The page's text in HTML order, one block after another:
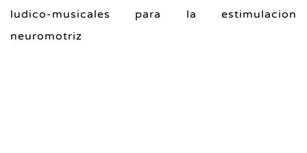
ludico-musicales para la estimulacion
neuromotriz